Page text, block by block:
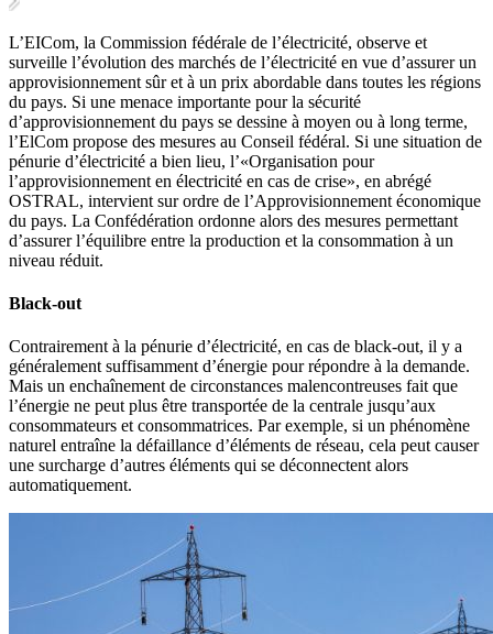
L’EICom, la Commission fédérale de l’électricité, observe et
surveille l’évolution des marchés de l’électricité en vue d’assurer un
approvisionnement sûr et à un prix abordable dans toutes les régions
du pays. Si une menace importante pour la sécurité
d’approvisionnement du pays se dessine à moyen ou à long terme,
l’ElCom propose des mesures au Conseil fédéral. Si une situation de
pénurie d’électricité a bien lieu, l’«Organisation pour
l’approvisionnement en électricité en cas de crise», en abrégé
OSTRAL, intervient sur ordre de l’Approvisionnement économique
du pays. La Confédération ordonne alors des mesures permettant
d’assurer l’équilibre entre la production et la consommation à un
niveau réduit.
Black-out
Contrairement à la pénurie d’électricité, en cas de black-out, il y a
généralement suffisamment d’énergie pour répondre à la demande.
Mais un enchaînement de circonstances malencontreuses fait que
l’énergie ne peut plus être transportée de la centrale jusqu’aux
consommateurs et consommatrices. Par exemple, si un phénomène
naturel entraîne la défaillance d’éléments de réseau, cela peut causer
une surcharge d’autres éléments qui se déconnectent alors
automatiquement.